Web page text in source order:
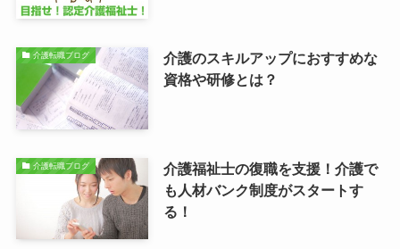
介護転職ブログ
介護のスキルアップにおすすめな
資格や研修とは？
介護転職ブログ
介護福祉士の復職を支援！介護で
も人材バンク制度がスタートす
る！